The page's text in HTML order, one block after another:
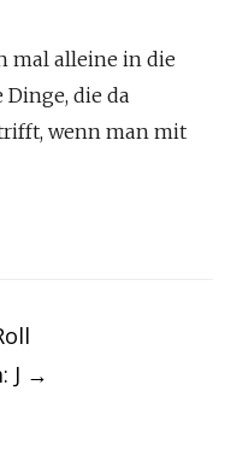
mal alleine in die
die da
wenn man mit
J →